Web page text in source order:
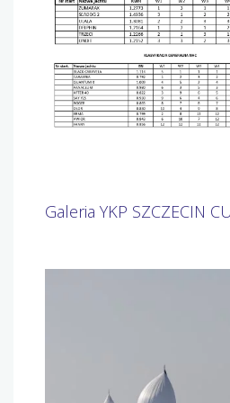
Galeria YKP SZCZECIN